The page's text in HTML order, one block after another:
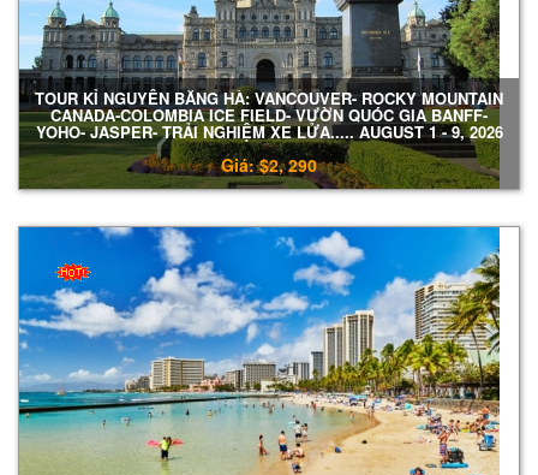
TOUR KỈ NGUYÊN BĂNG HÀ: VANCOUVER- ROCKY MOUNTAIN
CANADA-COLOMBIA ICE FIELD- VƯỜN QUÓC GIA BANFF-
YOHO- JASPER- TRẢI NGHIỆM XE LỬA..... AUGUST 1 - 9, 2026
Giá: $2, 290